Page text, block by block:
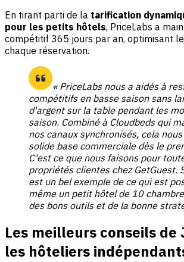
En tirant parti de la tarification
pour les petits hôtels, PriceLabs a
compétitif 365 jours par an, optimisant
chaque réservation.
« PriceLabs nous a aidés à
compétitifs en basse saison sans
d'argent sur la table pendant les
saison. Combiné à Cloudbeds qui
nos canaux synchronisés, cela
solide base commerciale dès le
C'est ce que nous faisons pour
propriétés clientes chez GetGuest.
est un bel exemple de ce qui est
même un petit hôtel de 10
des bons outils et de la bonne
Les meilleurs conseils de
les hôteliers